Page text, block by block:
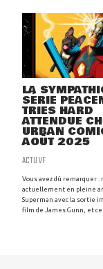
LA
SÉRIE
TRIES HARD
ATTENDUE
URBAN
AOÛT 2025
ACTU VF
Vous avez dû remarquer :
actuellement en pleine
Superman avec la sortie
film de James Gunn, et